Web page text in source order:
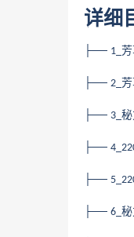
详细
├── 1_
├── 2_
├── 3_
├──
├──
├── 6_